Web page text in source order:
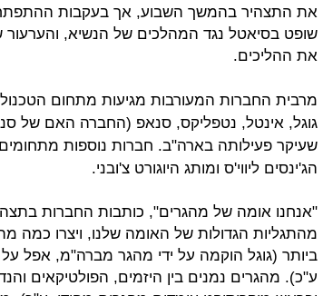
את התצהיר בהמשך השבוע, אך בעקבות
שופט בסיאטל נגד המהלכים של הנשיא,
את ההליכים.
שעיקר פעילותה בארה"ב. חברות נוספות
הג'ינסים ליווי'ס ומותג היוגורט צ'ובני.
"אנחנו אומה של מהגרים", כותבות החברות
מהתגליות הגדולות של האומה שלנו, ויצרו כמה
ביותר (גוגל הוקמה על ידי מהגר מברה"מ, אפל על
ע"כ). מהגרים נמנים בין היזמים, הפולטיקאים